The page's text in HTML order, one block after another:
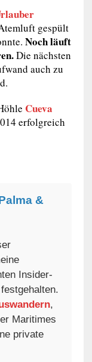
gespült
Noch läuft
Die nächsten
auch zu
Cueva
erfolgreich
&
Insider-
,
Maritimes
private